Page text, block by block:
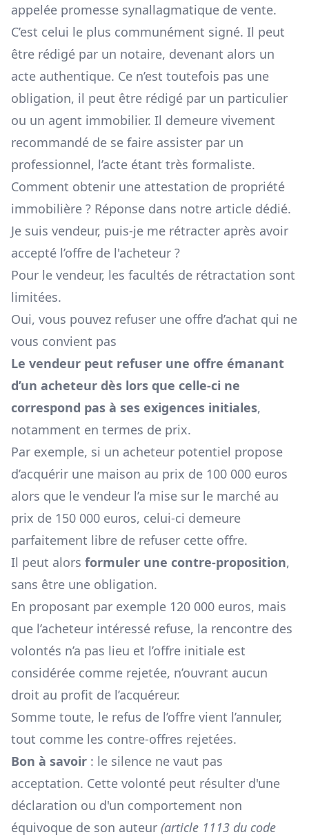
appelée promesse synallagmatique de vente.
C’est celui le plus communément signé. Il peut
être rédigé par un notaire, devenant alors un
acte authentique. Ce n’est toutefois pas une
obligation, il peut être rédigé par un particulier
ou un agent immobilier. Il demeure vivement
recommandé de se faire assister par un
professionnel, l’acte étant très formaliste.
Comment obtenir une attestation de propriété
immobilière ? Réponse dans notre article dédié.
Je suis vendeur, puis-je me rétracter après avoir
accepté l’offre de l'acheteur ?
Pour le vendeur, les facultés de rétractation sont
limitées.
Oui, vous pouvez refuser une offre d’achat qui ne
vous convient pas
Le vendeur peut refuser une offre émanant
d’un acheteur dès lors que celle-ci ne
correspond pas à ses exigences initiales,
notamment en termes de prix.
Par exemple, si un acheteur potentiel propose
d’acquérir une maison au prix de 100 000 euros
alors que le vendeur l’a mise sur le marché au
prix de 150 000 euros, celui-ci demeure
parfaitement libre de refuser cette offre.
Il peut alors formuler une contre-proposition,
sans être une obligation.
En proposant par exemple 120 000 euros, mais
que l’acheteur intéressé refuse, la rencontre des
volontés n’a pas lieu et l’offre initiale est
considérée comme rejetée, n’ouvrant aucun
droit au profit de l’acquéreur.
Somme toute, le refus de l’offre vient l’annuler,
tout comme les contre-offres rejetées.
Bon à savoir : le silence ne vaut pas
acceptation. Cette volonté peut résulter d'une
déclaration ou d'un comportement non
équivoque de son auteur (article 1113 du code